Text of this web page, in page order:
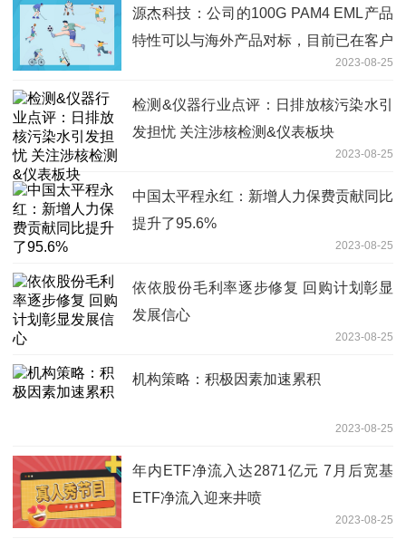
源杰科技：公司的100G PAM4 EML产品
特性可以与海外产品对标，目前已在客户
2023-08-25
检测&仪器行业点评：日排放核污染水引
发担忧 关注涉核检测&仪表板块
2023-08-25
中国太平程永红：新增人力保费贡献同比
提升了95.6%
2023-08-25
依依股份毛利率逐步修复 回购计划彰显
发展信心
2023-08-25
机构策略：积极因素加速累积
2023-08-25
年内ETF净流入达2871亿元 7月后宽基
ETF净流入迎来井喷
2023-08-25